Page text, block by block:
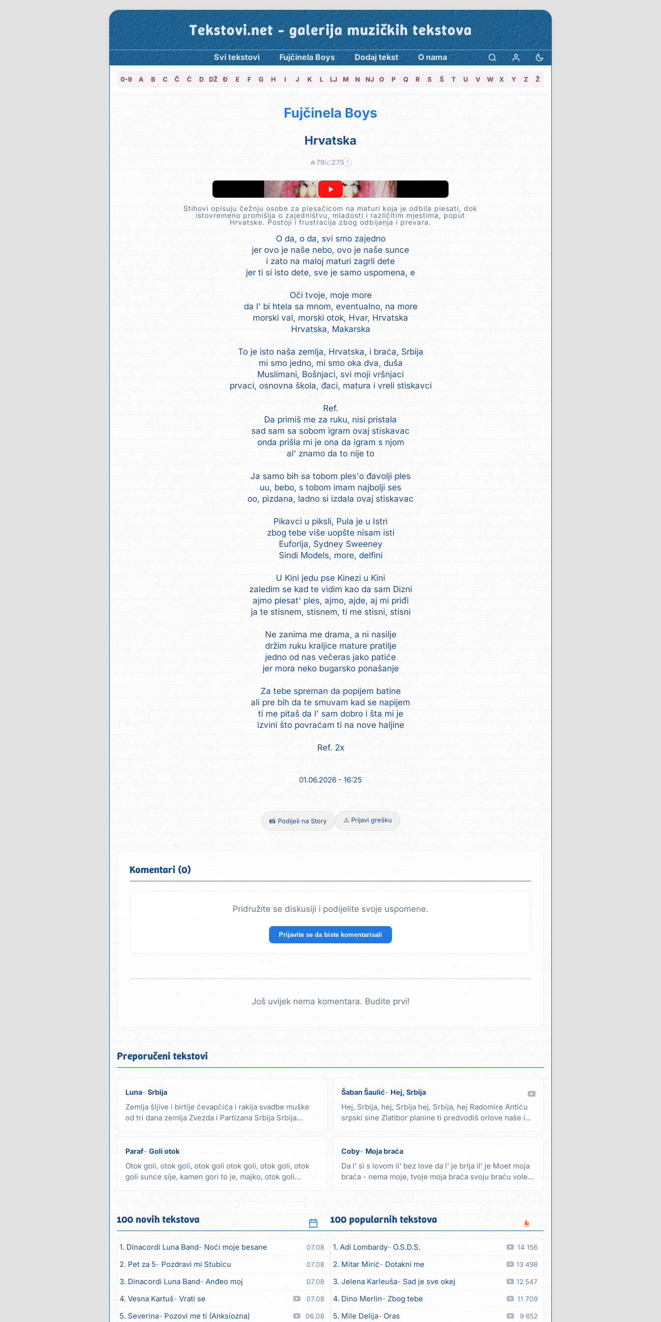
Tekstovi.net - galerija muzičkih tekstova
Svi tekstovi Fujčinela Boys Dodaj tekst O nama
0-9 A B C Č Ć D DŽ Đ E F G H I J K L LJ M N NJ O P Q R S Š T U V W X Y Z Ž
Fujčinela Boys
Hrvatska
🔥79📈275 ?
Stihovi opisuju čežnju osobe za plesačicom na maturi koja je odbila plesati, dok
istovremeno promišlja o zajedništvu, mladosti i različitim mjestima, poput
Hrvatske. Postoji i frustracija zbog odbijanja i prevara.
O da, o da, svi smo zajedno
jer ovo je naše nebo, ovo je naše sunce
i zato na maloj maturi zagrli dete
jer ti si isto dete, sve je samo uspomena, e
Oči tvoje, moje more
da l' bi htela sa mnom, eventualno, na more
morski val, morski otok, Hvar, Hrvatska
Hrvatska, Makarska
To je isto naša zemlja, Hrvatska, i braća, Srbija
mi smo jedno, mi smo oka dva, duša
Muslimani, Bošnjaci, svi moji vršnjaci
prvaci, osnovna škola, đaci, matura i vreli stiskavci
Ref.
Da primiš me za ruku, nisi pristala
sad sam sa sobom igram ovaj stiskavac
onda prišla mi je ona da igram s njom
al' znamo da to nije to
Ja samo bih sa tobom ples'o đavolji ples
uu, bebo, s tobom imam najbolji ses
oo, pizdana, ladno si izdala ovaj stiskavac
Pikavci u piksli, Pula je u Istri
zbog tebe više uopšte nisam isti
Euforija, Sydney Sweeney
Sindi Models, more, delfini
U Kini jedu pse Kinezi u Kini
zaledim se kad te vidim kao da sam Dizni
ajmo plesat' ples, ajmo, ajde, aj mi priđi
ja te stisnem, stisnem, ti me stisni, stisni
Ne zanima me drama, a ni nasilje
držim ruku kraljice mature pratilje
jedno od nas večeras jako patiće
jer mora neko bugarsko ponašanje
Za tebe spreman da popijem batine
ali pre bih da te smuvam kad se napijem
ti me pitaš da l' sam dobro i šta mi je
izvini što povraćam ti na nove haljine
Ref. 2x
01.06.2026 - 16:25
📸 Podijeli na Story ⚠️ Prijavi grešku
Komentari (0)
Pridružite se diskusiji i podijelite svoje uspomene.
Prijavite se da biste komentarisali
Još uvijek nema komentara. Budite prvi!
Preporučeni tekstovi
Luna Srbija
Zemlja šljive i birtije ćevapčića i rakija svadbe muške
od tri dana zemlja Zvezda i Partizana Srbija Srbija
Šaban Šaulić Hej, Srbija
Hej, Srbija, hej, Srbija hej, Srbija, hej Radomire Antiću
srpski sine Zlatibor planine ti predvodiš orlove naše i...
Paraf Goli otok
Otok goli, otok goli, otok goli otok goli, otok goli, otok
goli sunce sije, kamen gori to je, majko, otok goli
Coby Moja braća
Da l' si s lovom il' bez love da l' je brlja il' je Moet moja
braća - nema moje, tvoje moja braća svoju braću vole
100 novih tekstova
1. Dinacordi Luna Band Noći moje besane 07.08
2. Pet za 5 Pozdravi mi Stubicu 07.08
3. Dinacordi Luna Band Anđeo moj 07.08
4. Vesna Kartuš Vrati se 07.08
5. Severina Pozovi me ti (Anksiozna) 06.08
100 popularnih tekstova
1. Adi Lombardy O.S.D.S. 14 156
2. Mitar Mirić Dotakni me 13 498
3. Jelena Karleuša Sad je sve okej 12 547
4. Dino Merlin Zbog tebe 11 709
5. Mile Delija Oras 9 652